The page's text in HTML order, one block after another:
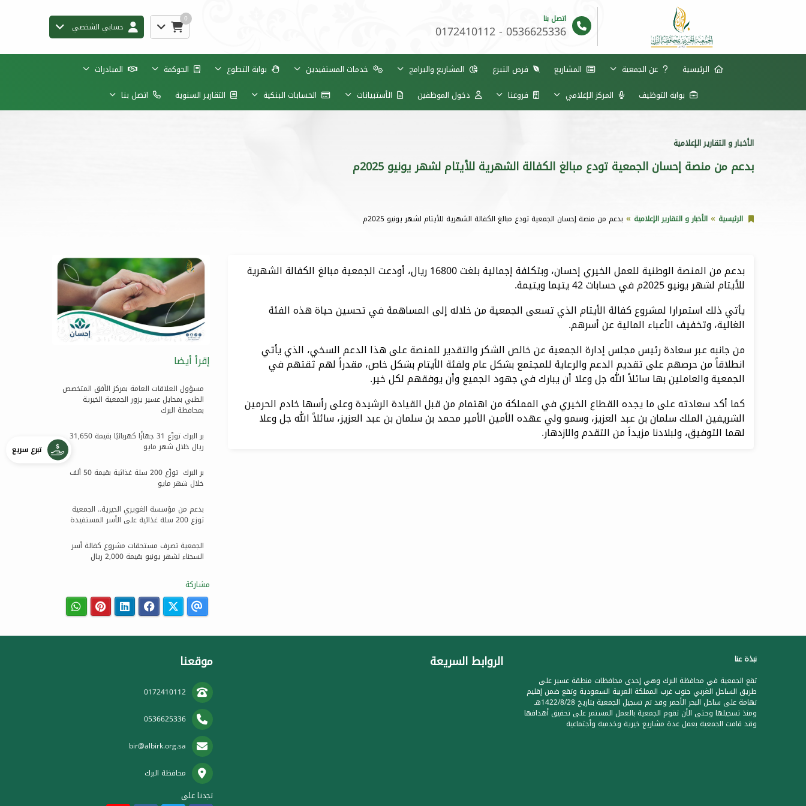
اتصل بنا
0172410112 - 0536625336
0
حسابي الشخصي
الرئيسية عن الجمعية المشاريع فرص التبرع المشاريع والبرامج خدمات المستفيدين بوابة التطوع الحوكمة
المبادرات
بوابة التوظيف
المركز الإعلامي فروعنا دخول الموظفين الأستبيانات الحسابات البنكية التقارير السنوية اتصل بنا
الأخبار و التقارير الإعلامية
بدعم من منصة إحسان الجمعية تودع مبالغ الكفالة الشهرية للأيتام لشهر يونيو 2025م
الرئيسية الأخبار و التقارير الإعلامية بدعم من منصة إحسان الجمعية تودع مبالغ الكفالة الشهرية للأيتام لشهر يونيو 2025م
بدعم من المنصة الوطنية للعمل الخيري إحسان، وبتكلفة إجمالية بلغت 16800 ريال، أودعت الجمعية مبالغ الكفالة الشهرية
للأيتام لشهر يونيو 2025م في حسابات 42 يتيما ويتيمة.
يأتي ذلك استمرارا لمشروع كفالة الأيتام الذي تسعى الجمعية من خلاله إلى المساهمة في تحسين حياة هذه الفئة
الغالية، وتخفيف الأعباء المالية عن أسرهم.
من جانبه عبر سعادة رئيس مجلس إدارة الجمعية عن خالص الشكر والتقدير للمنصة على هذا الدعم السخي، الذي يأتي
انطلاقاً من حرصهم على تقديم الدعم والرعاية للمجتمع بشكل عام ولفئة الأيتام بشكل خاص، مقدراً لهم ثقتهم في
الجمعية والعاملين بها سائلاً الله جل وعلا أن يبارك في جهود الجميع وأن يوفقهم لكل خير.
كما أكد سعادته على ما يجده القطاع الخيري في المملكة من اهتمام من قبل القيادة الرشيدة وعلى رأسها خادم الحرمين
الشريفين الملك سلمان بن عبد العزيز، وسمو ولي عهده الأمين الأمير محمد بن سلمان بن عبد العزيز، سائلاً الله جل وعلا
لهما التوفيق، ولبلادنا مزيداَ من التقدم والازدهار.
إقرأ أيضا
مسؤول العلاقات العامة بمركز الأفق المتخصص
الطبي بمحايل عسير يزور الجمعية الخيرية
بمحافظة البرك
بر البرك توزّع 31 جهازًا كهربائيًا بقيمة 31,650
ريال خلال شهر مايو
بر البرك توزّع 200 سلة غذائية بقيمة 50 ألف
خلال شهر مايو
بدعم من مؤسسة الغويري الخيرية.. الجمعية
توزع 200 سلة غذائية على الأسر المستفيدة
الجمعية تصرف مستحقات مشروع كفالة أسر
السجناء لشهر يونيو بقيمة 2,000 ريال
مشاركة
نبذة عنا
تقع الجمعية في محافظة البرك وهي إحدى محافظات منطقة عسير على
طريق الساحل الغربي جنوب غرب المملكة العربية السعودية وتقع ضمن إقليم
تهامة على ساحل البحر الأحمر وقد تم تسجيل الجمعية بتاريخ 1422/8/28هـ
ومنذ تسجيلها وحتى الأن تقوم الجمعية بالعمل المستمر على تحقيق أهدافها
وقد قامت الجمعية بعمل عدة مشاريع خيرية وخدمية وأجتماعية
الروابط السريعة موقعنا
0172410112
0536625336
bir@albirk.org.sa
محافظة البرك
تجدنا على
تبرع سريع